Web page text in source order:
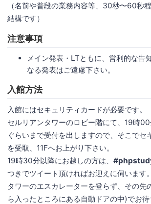
（名前や普段の業務内容等、30秒〜60秒
結構です）
注意事項
メイン発表・LTともに、営利的な告
なる発表はご遠慮下さい。
入館方法
入館にはセキュリティカードが必要です。
セルリアンタワーのロビー階にて、19時
ぐらいまで受付を出しますので、そこでセ
を受取、11Fへお上がり下さい。
19時30分以降にお越しの方は、
つきでツイート頂ければお迎えに伺います
タワーのエスカレーターを登らず、その先
ら入ったところにある自動ドアの中)でお待